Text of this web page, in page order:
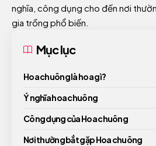
nghĩa, công dụng cho đến nơi
gia trồng phổ biến.
Mục lục
Hoa chuông là hoa gì?
Ý nghĩa hoa chuông
Công dụng của Hoa chuông
Nơi thường bắt gặp Hoa chuông